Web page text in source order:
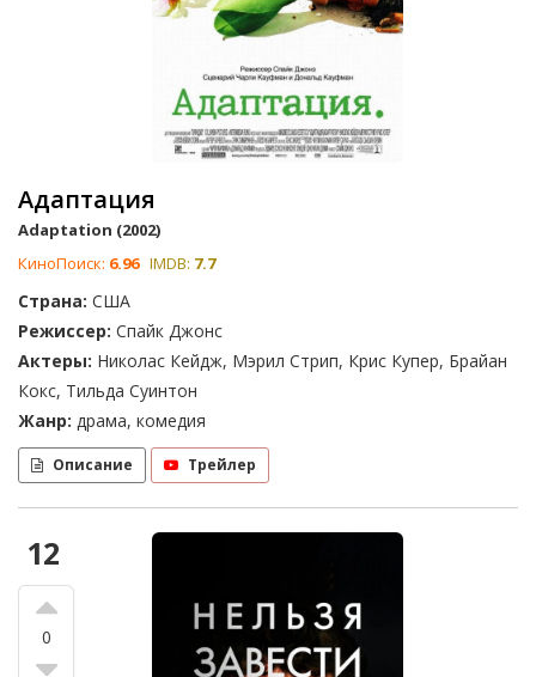
Адаптация
Adaptation (2002)
КиноПоиск: 6.96 IMDB: 7.7
Страна: США
Режиссер: Спайк Джонс
Актеры: Николас Кейдж, Мэрил Стрип, Крис Купер, Брайан
Кокс, Тильда Суинтон
Жанр: драма, комедия
Описание Трейлер
12
0